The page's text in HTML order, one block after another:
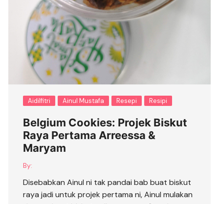
Aidilfitri Ainul Mustafa Resepi Resipi
Belgium Cookies: Projek Biskut
Raya Pertama Arreessa &
Maryam
By:
Disebabkan Ainul ni tak pandai bab buat biskut
raya jadi untuk projek pertama ni, Ainul mulakan